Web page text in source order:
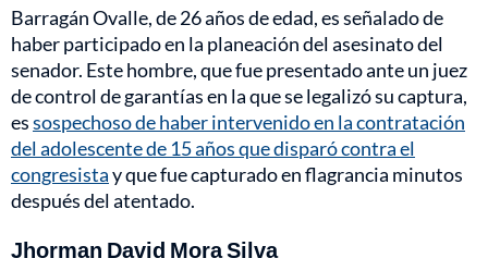
Barragán Ovalle, de 26 años de edad, es señalado de
haber participado en la planeación del asesinato del
senador. Este hombre, que fue presentado ante un juez
de control de garantías en la que se legalizó su captura,
essospechoso de haber intervenido en la contratación
del adolescente de 15 años que disparó contra el
congresistay que fue capturado en flagrancia minutos
después del atentado.
Jhorman David Mora Silva